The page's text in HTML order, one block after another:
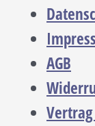
AGB